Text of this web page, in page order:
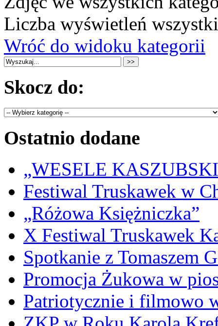
Liczba wyświetleń
Wróć do widoku kategorii
Skocz do:
Ostatnio dodane
„WESELE
Festiwal Truskawek w
„Różowa Księżniczka”
X Festiwal Truskawek
Spotkanie z Tomaszem
Promocja Żukowa w
Patriotycznie i filmowo